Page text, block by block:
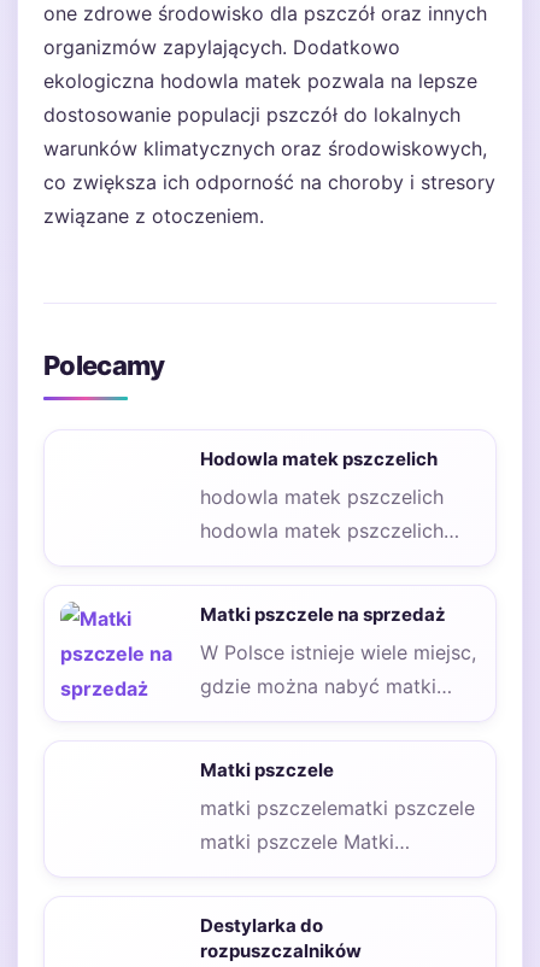
one zdrowe środowisko dla pszczół oraz innych
organizmów zapylających. Dodatkowo
ekologiczna hodowla matek pozwala na lepsze
dostosowanie populacji pszczół do lokalnych
warunków klimatycznych oraz środowiskowych,
co zwiększa ich odporność na choroby i stresory
związane z otoczeniem.
Polecamy
Hodowla matek pszczelich
hodowla matek pszczelich
hodowla matek pszczelich
hodowla matek pszczelich
proces, który…
Matki pszczele na sprzedaż
W Polsce istnieje wiele miejsc,
gdzie można nabyć matki
pszczele na sprzedaż. Warto
Matki pszczele
matki pszczelematki pszczele
matki pszczele Matki
pszczele odgrywają kluczową
kolonii pszczół.…
Destylarka do
rozpuszczalników